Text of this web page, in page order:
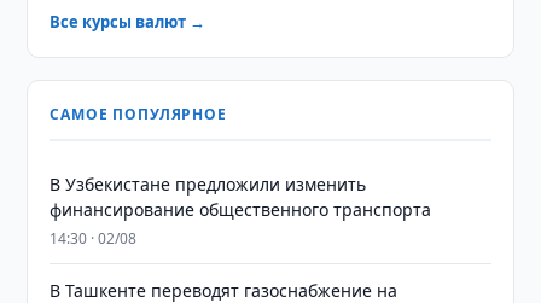
Все курсы валют →
САМОЕ ПОПУЛЯРНОЕ
В Узбекистане предложили изменить
финансирование общественного транспорта
14:30 · 02/08
В Ташкенте переводят газоснабжение на